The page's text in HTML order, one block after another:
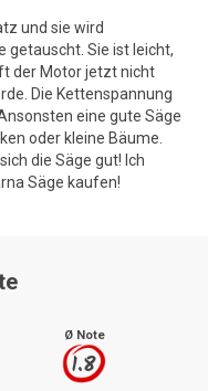
und sie wird
getauscht. Sie ist leicht,
der Motor jetzt nicht
Die Kettenspannung
eine gute Säge
oder kleine Bäume.
die Säge gut! Ich
Säge kaufen!
Ø Note
1.8